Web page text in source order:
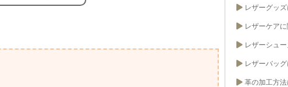
レザーグッ
レザーケア
レザーシュ
レザーバッ
革の加工方